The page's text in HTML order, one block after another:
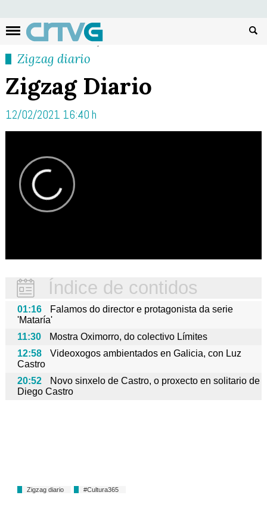
Zigzag diario
Zigzag Diario
12/02/2021 16:40 h
Índice de contidos
01:16
Falamos do director e protagonista da serie
'Mataría'
11:30
Mostra Oximorro, do colectivo Límites
12:58
Videoxogos ambientados en Galicia, con Luz
Castro
20:52
Novo sinxelo de Castro, o proxecto en solitario de
Diego Castro
Zigzag diario #Cultura365